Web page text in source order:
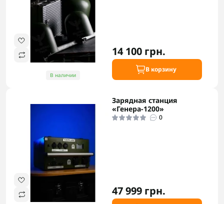
В наличии
14 100 грн.
В корзину
Зарядная станция
«Генера-1200»
0
47 999 грн.